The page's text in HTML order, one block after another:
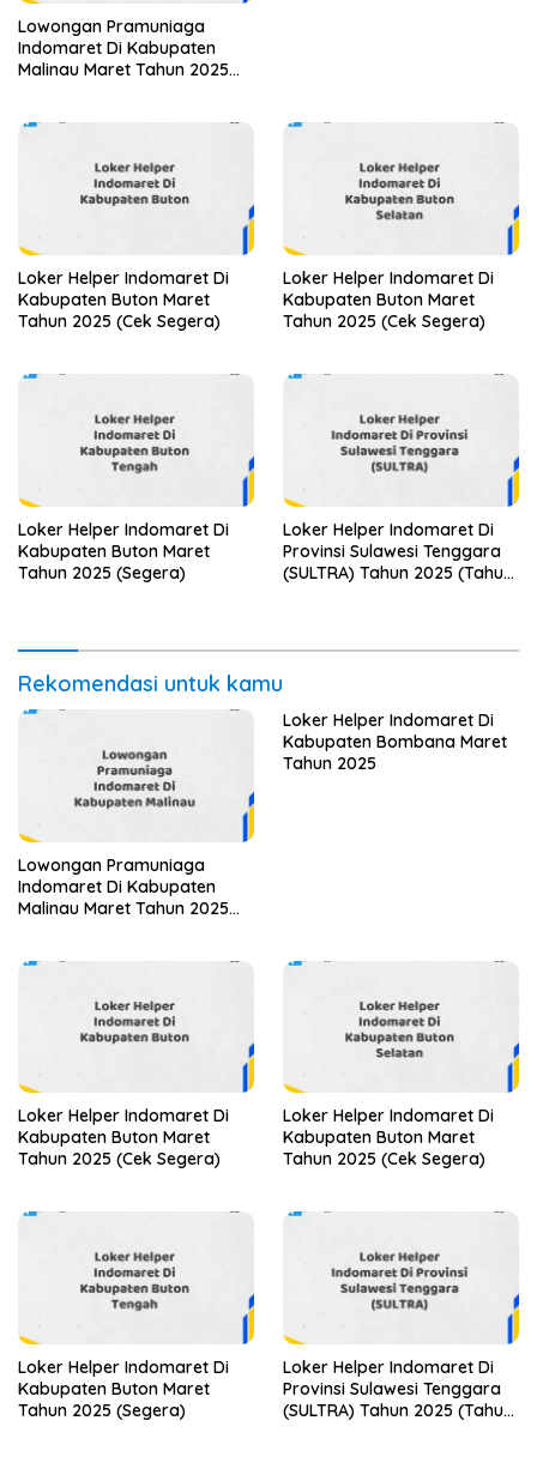
Lowongan Pramuniaga
Indomaret Di Kabupaten
Malinau Maret Tahun 2025
Loker Helper Indomaret Di
Kabupaten Buton Maret
Tahun 2025 (Cek Segera)
Loker Helper Indomaret Di
Kabupaten Buton Maret
Tahun 2025 (Cek Segera)
Loker Helper Indomaret Di
Kabupaten Buton Maret
Tahun 2025 (Segera)
Loker Helper Indomaret Di
Provinsi Sulawesi Tenggara
(SULTRA) Tahun 2025 (Tahun
Rekomendasi untuk kamu
Lowongan Pramuniaga
Indomaret Di Kabupaten
Malinau Maret Tahun 2025
Loker Helper Indomaret Di
Kabupaten Bombana Maret
Tahun 2025
Loker Helper Indomaret Di
Kabupaten Buton Maret
Tahun 2025 (Cek Segera)
Loker Helper Indomaret Di
Kabupaten Buton Maret
Tahun 2025 (Cek Segera)
Loker Helper Indomaret Di
Kabupaten Buton Maret
Tahun 2025 (Segera)
Loker Helper Indomaret Di
Provinsi Sulawesi Tenggara
(SULTRA) Tahun 2025 (Tahun